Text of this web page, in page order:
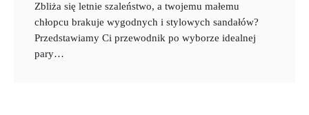
Zbliża się letnie szaleństwo, a twojemu małemu
chłopcu brakuje wygodnych i stylowych sandałów?
Przedstawiamy Ci przewodnik po wyborze idealnej
pary…